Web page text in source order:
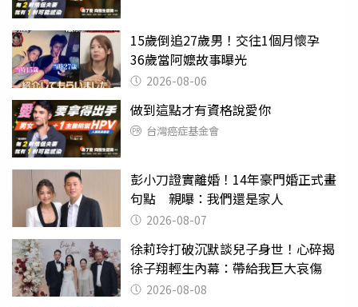
15歲倒追27歲男！交往1個月懷孕
36歲當阿嬤故事曝光
2026-08-06
做到這點才有資格說愛你
台灣癌症基金會
彭小刀證實離婚！14年豪門婚正式畫
句點 親曝：我們還是家人
2026-08-07
徐莉玲打破沉默談兒子身世！心碎揭
徐子翔輕生內幕：帶給我巨大哀傷
2026-08-08